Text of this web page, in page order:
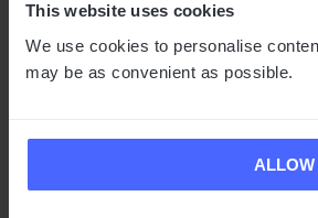
This website uses cookies
We use cookies to personalise
may be as convenient as possible.
Ditt namn
E-postadress